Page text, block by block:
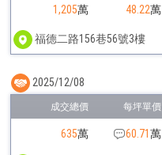
1,205萬 48.22萬
福德二路156巷56號3樓
635萬 60.71萬
2025/12/08